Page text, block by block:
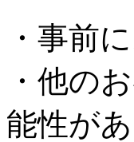
・事前
・他の
能性が